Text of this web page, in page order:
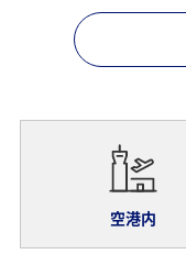
空港内